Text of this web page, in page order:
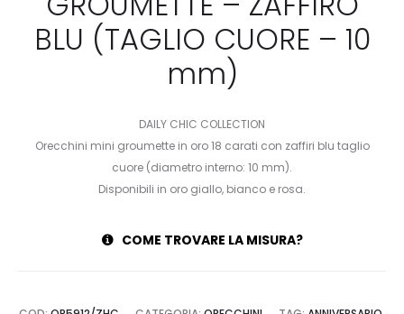
BLU (TAGLIO CUORE – 10
mm)
DAILY CHIC COLLECTION
Orecchini mini groumette in oro 18 carati con zaffiri blu taglio
cuore (diametro interno: 10 mm).
Disponibili in oro giallo, bianco e rosa.
COME TROVARE LA MISURA?